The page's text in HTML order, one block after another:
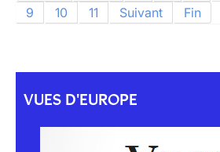
9 10 11 Suivant Fin
VUES D'EUROPE